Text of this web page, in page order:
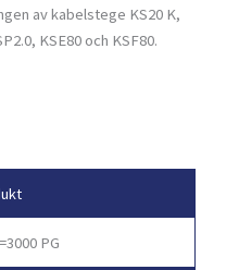
av kabelstege KS20 K,
KSE80 och KSF80.
PG